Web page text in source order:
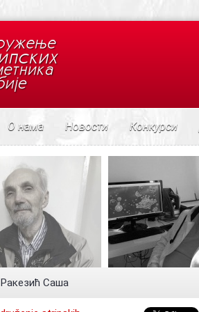
О нама Новости Конкурси
Ракезић Саша